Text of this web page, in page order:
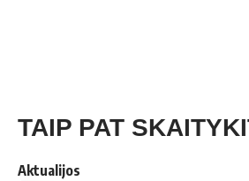
TAIP PAT
Aktualijos